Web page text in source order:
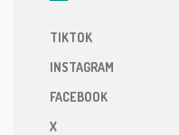
TIKTOK
INSTAGRAM
FACEBOOK
X